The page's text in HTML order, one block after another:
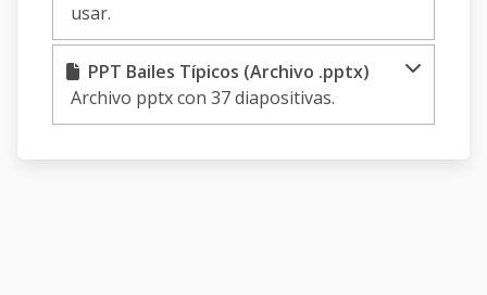
usar.
PPT Bailes Típicos (Archivo .pptx)
Archivo pptx con 37 diapositivas.